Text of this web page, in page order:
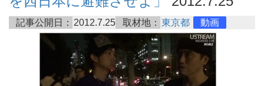
記事公開日： 2012.7.25 取材地： 東京都 動画